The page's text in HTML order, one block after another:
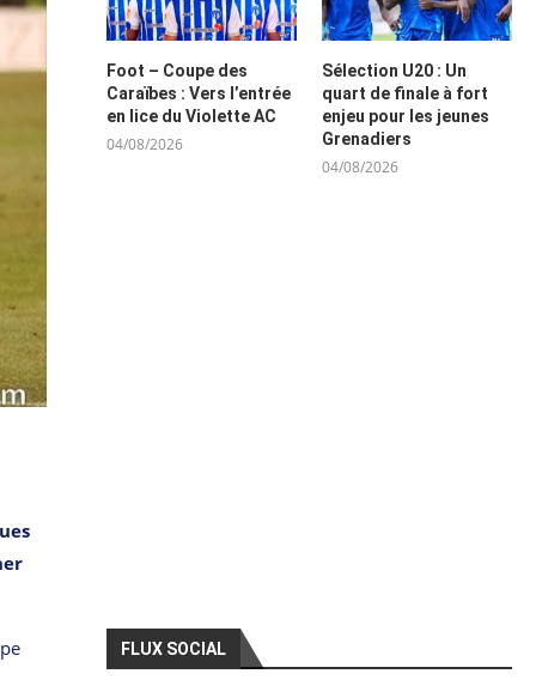
Foot – Coupe des
Caraïbes : Vers l’entrée
en lice du Violette AC
04/08/2026
Sélection U20 : Un
quart de finale à fort
enjeu pour les jeunes
Grenadiers
04/08/2026
FLUX SOCIAL